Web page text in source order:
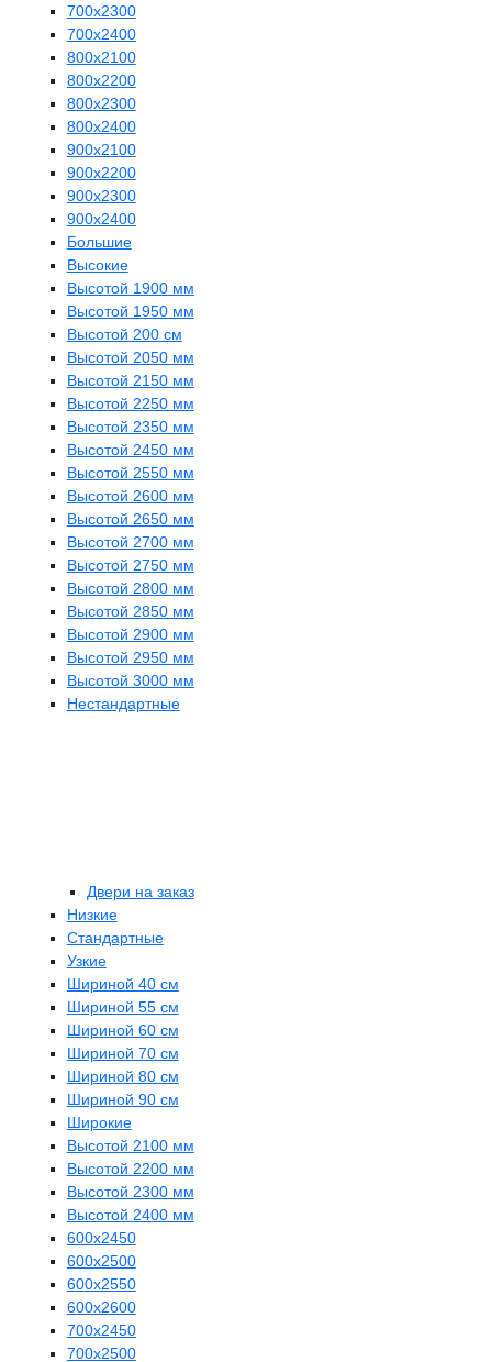
700х2300
700х2400
800х2100
800х2200
800х2300
800х2400
900х2100
900х2200
900х2300
900х2400
Большие
Высокие
Высотой 1900 мм
Высотой 1950 мм
Высотой 200 см
Высотой 2050 мм
Высотой 2150 мм
Высотой 2250 мм
Высотой 2350 мм
Высотой 2450 мм
Высотой 2550 мм
Высотой 2600 мм
Высотой 2650 мм
Высотой 2700 мм
Высотой 2750 мм
Высотой 2800 мм
Высотой 2850 мм
Высотой 2900 мм
Высотой 2950 мм
Высотой 3000 мм
Нестандартные
Двери на заказ
Низкие
Стандартные
Узкие
Шириной 40 см
Шириной 55 см
Шириной 60 см
Шириной 70 см
Шириной 80 см
Шириной 90 см
Широкие
Высотой 2100 мм
Высотой 2200 мм
Высотой 2300 мм
Высотой 2400 мм
600х2450
600х2500
600х2550
600х2600
700х2450
700х2500